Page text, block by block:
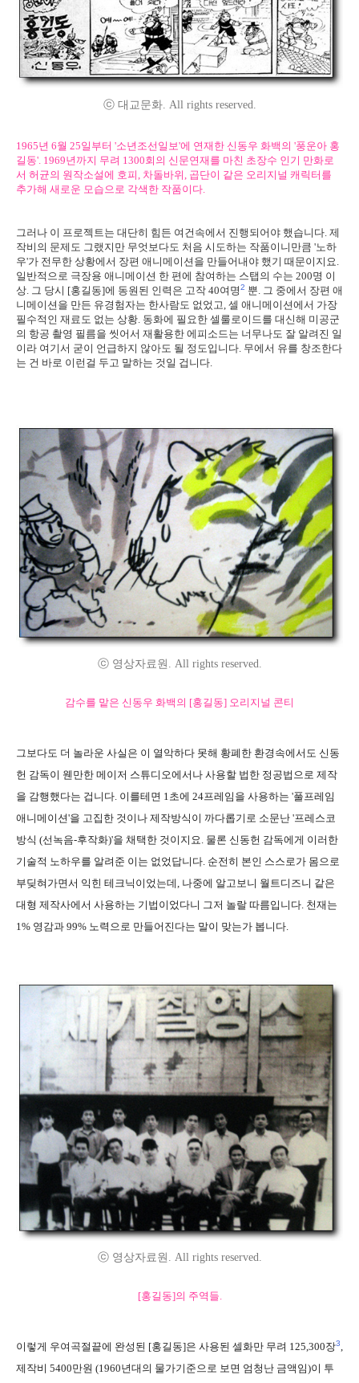
ⓒ 대교문화. All rights reserved.
1965년 6월 25일부터 '소년조선일보'에 연재한 신동우 화백의 '풍운아 홍
길동'. 1969년까지 무려 1300회의 신문연재를 마친 초장수 인기 만화로
서 허균의 원작소설에 호피, 차돌바위, 곱단이 같은 오리지널 캐릭터를
추가해 새로운 모습으로 각색한 작품이다.
그러나 이 프로젝트는 대단히 힘든 여건속에서 진행되어야 했습니다. 제
작비의 문제도 그랬지만 무엇보다도 처음 시도하는 작품이니만큼 '노하
우'가 전무한 상황에서 장편 애니메이션을 만들어내야 했기 때문이지요.
일반적으로 극장용 애니메이션 한 편에 참여하는 스탭의 수는 200명 이
상. 그 당시 [홍길동]에 동원된 인력은 고작 40여명2 뿐. 그 중에서 장편 애
니메이션을 만든 유경험자는 한사람도 없었고, 셀 애니메이션에서 가장
필수적인 재료도 없는 상황. 동화에 필요한 셀룰로이드를 대신해 미공군
의 항공 촬영 필름을 씻어서 재활용한 에피소드는 너무나도 잘 알려진 일
이라 여기서 굳이 언급하지 않아도 될 정도입니다. 무에서 유를 창조한다
는 건 바로 이런걸 두고 말하는 것일 겁니다.
ⓒ 영상자료원. All rights reserved.
감수를 맡은 신동우 화백의 [홍길동] 오리지널 콘티
그보다도 더 놀라운 사실은 이 열악하다 못해 황폐한 환경속에서도 신동
헌 감독이 웬만한 메이저 스튜디오에서나 사용할 법한 정공법으로 제작
을 감행했다는 겁니다. 이를테면 1초에 24프레임을 사용하는 '풀프레임
애니메이션'을 고집한 것이나 제작방식이 까다롭기로 소문난 '프레스코
방식 (선녹음-후작화)'을 채택한 것이지요. 물론 신동헌 감독에게 이러한
기술적 노하우를 알려준 이는 없었답니다. 순전히 본인 스스로가 몸으로
부딪혀가면서 익힌 테크닉이었는데, 나중에 알고보니 월트디즈니 같은
대형 제작사에서 사용하는 기법이었다니 그저 놀랄 따름입니다. 천재는
1% 영감과 99% 노력으로 만들어진다는 말이 맞는가 봅니다.
ⓒ 영상자료원. All rights reserved.
[홍길동]의 주역들.
이렇게 우여곡절끝에 완성된 [홍길동]은 사용된 셀화만 무려 125,300장3,
제작비 5400만원 (1960년대의 물가기준으로 보면 엄청난 금액임)이 투